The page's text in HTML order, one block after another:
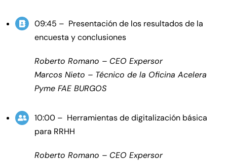
09:45 – Presentación de los resultados de la
encuesta y conclusiones
RobertoRomano – CEOExpersor
Marcos Nieto – Técnico de la Oficina Acelera
Pyme FAE BURGOS
10:00 – Herramientas de digitalización básica
para RRHH
Roberto Romano – CEO Expersor